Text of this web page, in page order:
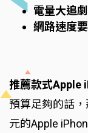
電量大追
網路速度
推薦款式Apple
預算足夠的話
元的Apple